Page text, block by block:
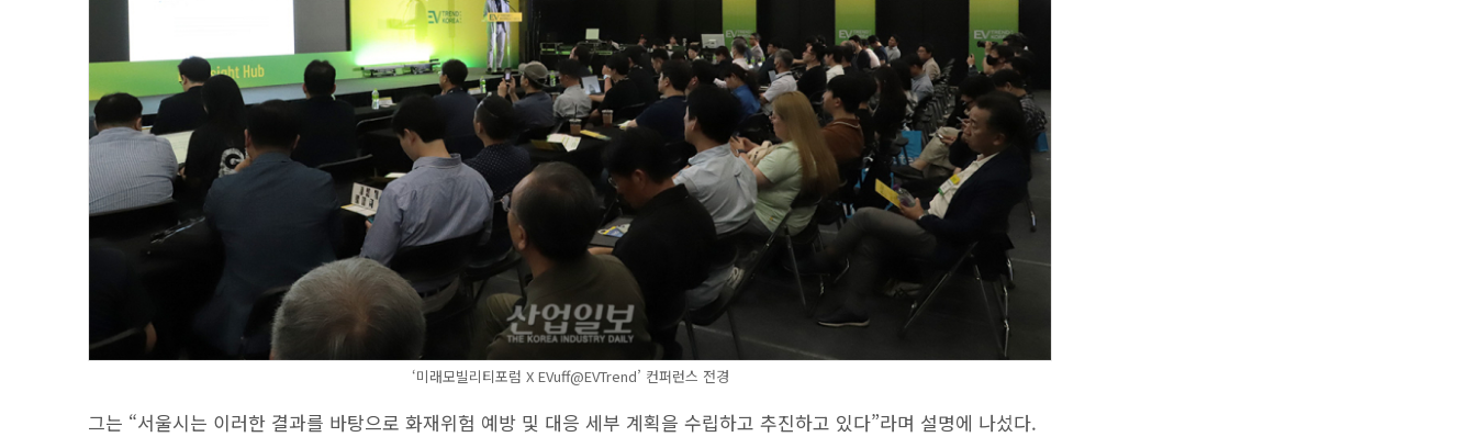
‘미래모빌리티포럼 X EVuff@EVTrend’ 컨퍼런스 전경
그는 “서울시는 이러한 결과를 바탕으로 화재위험 예방 및 대응 세부 계획을 수립하고 추진하고 있다”라며 설명에 나섰다.